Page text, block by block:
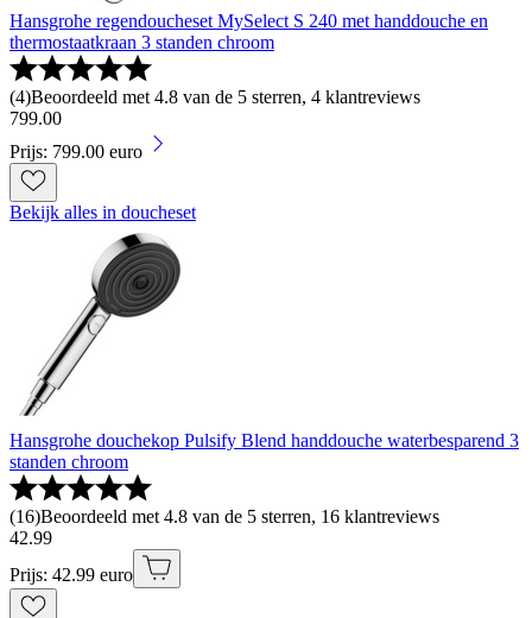
Hansgrohe regendoucheset MySelect S 240 met handdouche en
thermostaatkraan 3 standen chroom
(4)Beoordeeld met 4.8 van de 5 sterren, 4 klantreviews
799.00
Prijs: 799.00 euro
Bekijk alles in doucheset
Hansgrohe douchekop Pulsify Blend handdouche waterbesparend 3
standen chroom
(16)Beoordeeld met 4.8 van de 5 sterren, 16 klantreviews
42.99
Prijs: 42.99 euro